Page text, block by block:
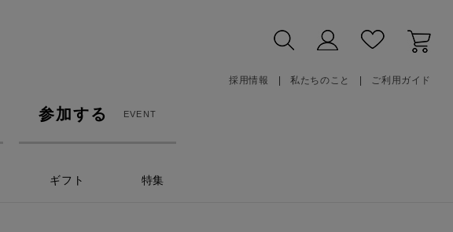
採用情報 私たちのこと ご利用ガイド
参加する EVENT
ギフト 特集